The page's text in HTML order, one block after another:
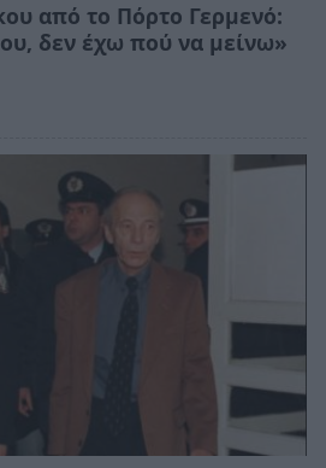
από το Πόρτο Γερμενό:
δεν έχω πού να μείνω»